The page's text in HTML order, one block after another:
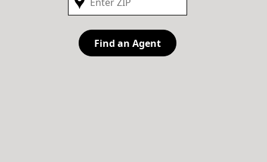
Find an Agent